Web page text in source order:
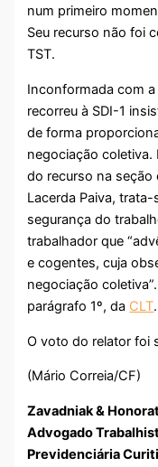
num primeiro
Seu recurso não foi
TST.
Inconformada com a
recorreu à SDI-1
de forma
negociação
do recurso na seção
Lacerda Paiva,
segurança do
trabalhador que
e cogentes, cuja
negociação
parágrafo 1º, da CLT.
O voto do relator foi
(Mário Correia/CF)
Zavadniak &
Advogado
Previdenciária